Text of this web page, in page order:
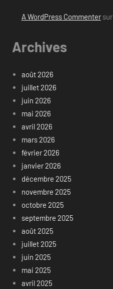
A WordPress Commentersur
Archives
août 2026
juillet 2026
juin 2026
mai 2026
avril 2026
mars 2026
février 2026
janvier 2026
décembre 2025
novembre 2025
octobre 2025
septembre 2025
août 2025
juillet 2025
juin 2025
mai 2025
avril 2025